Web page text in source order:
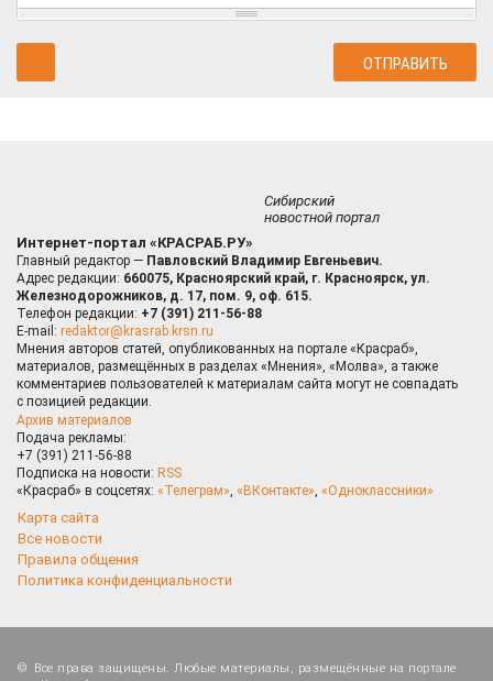
Сибирский
новостной портал
Интернет-портал «КРАСРАБ.РУ»
Главный редактор — Павловский Владимир Евгеньевич.
Адрес редакции: 660075, Красноярский край, г. Красноярск, ул.
Железнодорожников, д. 17, пом. 9, оф. 615.
Телефон редакции: +7 (391) 211-56-88
E-mail: redaktor@krasrab.krsn.ru
Мнения авторов статей, опубликованных на портале «Красраб»,
материалов, размещённых в разделах «Мнения», «Молва», а также
комментариев пользователей к материалам сайта могут не совпадать
с позицией редакции.
Архив материалов
Подача рекламы:
+7 (391) 211-56-88
Подписка на новости: RSS
«Красраб» в соцсетях: «Телеграм», «ВКонтакте», «Одноклассники»
Карта сайта
Все новости
Правила общения
Политика конфиденциальности
Все права защищены. Любые материалы, размещённые на портале